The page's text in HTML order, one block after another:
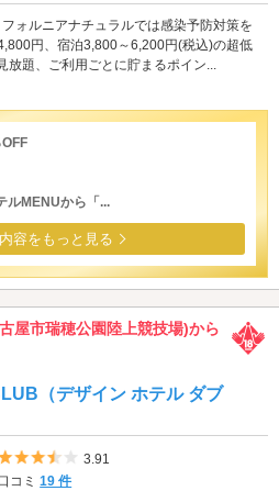
ォルニアナチュラルでは感染予防対策を
円、宿泊3,800～6,200円(税込)の超低
放題、ご利用ごとに貯まるポイン...
MENUから「...
容をもっと見る
屋市瑞穂公園陸上競技場)から
（デザイン ホテル ダブ
5つ星のうち3.5
3.91
コミ19 件